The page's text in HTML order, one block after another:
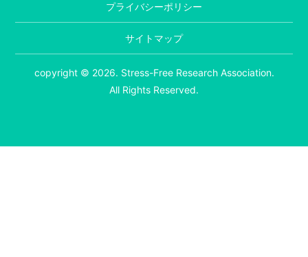
プライバシーポリシー
サイトマップ
copyright © 2026. Stress-Free Research Association.
All Rights Reserved.